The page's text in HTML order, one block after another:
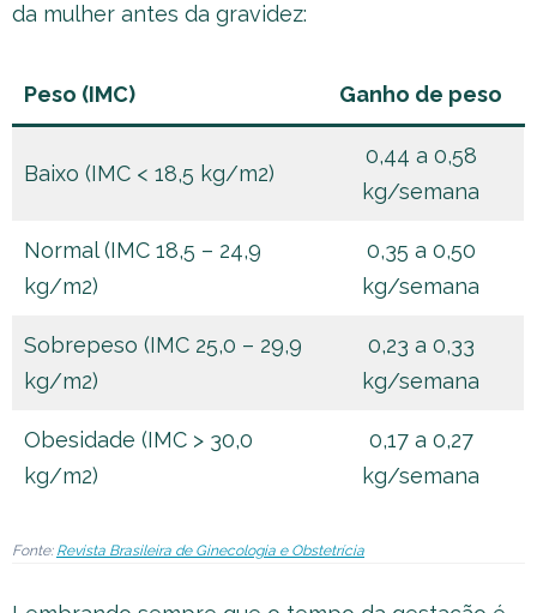
da mulher antes da gravidez:
Peso (IMC) Ganho de peso
Baixo (IMC < 18,5 kg/m2)
0,44 a 0,58
kg/semana
Normal (IMC 18,5 – 24,9
kg/m2)
0,35 a 0,50
kg/semana
Sobrepeso (IMC 25,0 – 29,9
kg/m2)
0,23 a 0,33
kg/semana
Obesidade (IMC > 30,0
kg/m2)
0,17 a 0,27
kg/semana
Fonte: Revista Brasileira de Ginecologia e Obstetrícia